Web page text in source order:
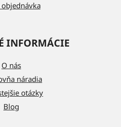
INFORMÁCIE
O nás
náradia
otázky
Blog